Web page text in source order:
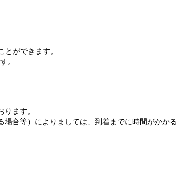
ができます。
。
ます。
合等）によりましては、到着までに時間がかかる